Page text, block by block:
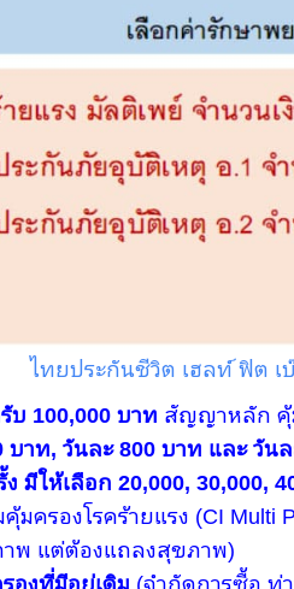
ไทยประกันชีวิต เฮลท์ ฟิต เ
บ 100,000 บาท สัญญาหลัก คุ้
าท, วันละ 800 บาท และ วัน
มีให้เลือก 20,000, 30,000,
มครองโรคร้ายแรง (CI Multi
พ แต่ต้องแถลงสุขภาพ)
องที่มีอยู่เดิม (จำกัดการซื้อ ท่